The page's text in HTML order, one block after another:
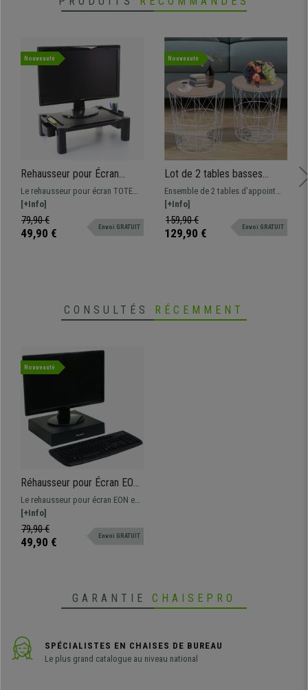
Nouveauté
Rehausseur pour Écran
TOTEM, 43x33x13 cm,
Réglable en Hauteur, Noir
Le rehausseur pour écran TOTEM
est extrêmement pratique grâce à
ses pieds réglables en hauteur et
ses petits compartiments de
[+Info]
79,90 €
49,90 € Envoi GRATUIT
Nouveauté
Lot de 2 tables basses
VERA, Design Moderne, en
Métal Blanc et Bois
Ensemble de 2 tables d’appoint
modèle VERA, design sophistiqué
et élégant, idéales pour votre
salon, bureau ou bien salle
[+Info]
159,90 €
129,90 € Envoi GRATUIT
CONSULTÉS RÉCEMMENT
Nouveauté
Réhausseur pour Écran EON,
34x31x7cm, Noir
Le rehausseur pour écran EON est
extrêmement pratique grâce à ses
pieds réglables en hauteur et ses
petits compartiments de
[+Info]
79,90 €
49,90 € Envoi GRATUIT
GARANTIE CHAISEPRO
SPÉCIALISTES EN CHAISES DE BUREAU
Le plus grand catalogue au niveau national